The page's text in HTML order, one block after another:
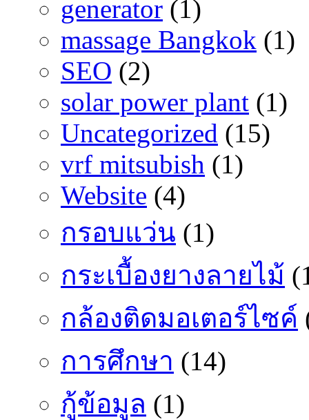
generator (1)
massage Bangkok (1)
SEO (2)
solar power plant (1)
Uncategorized (15)
vrf mitsubish (1)
Website (4)
กรอบแว่น (1)
กระเบื้องยางลายไม้
กล้องติดมอเตอร์ไซค์
การศึกษา (14)
กู้ข้อมูล (1)